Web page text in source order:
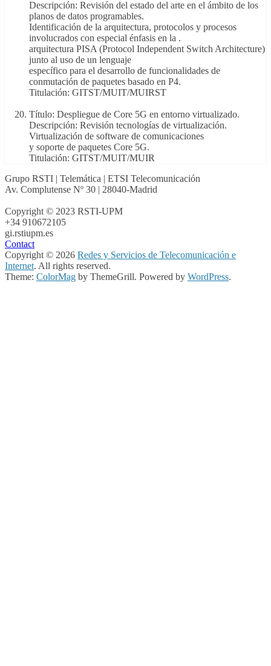
Descripción: Revisión del estado del arte en el ámbito de los
planos de datos programables.
Identificación de la arquitectura, protocolos y procesos
involucrados con especial énfasis en la .
arquitectura PISA (Protocol Independent Switch Architecture)
junto al uso de un lenguaje
específico para el desarrollo de funcionalidades de
conmutación de paquetes basado en P4.
Titulación: GITST/MUIT/MUIRST
Título: Despliegue de Core 5G en entorno virtualizado.
Descripción: Revisión tecnologías de virtualización.
Virtualización de software de comunicaciones
y soporte de paquetes Core 5G.
Titulación: GITST/MUIT/MUIR
Grupo RSTI | Telemática | ETSI Telecomunicación
Av. Complutense Nº 30 | 28040-Madrid
Copyright © 2023 RSTI-UPM
+34 910672105
gi.rstiupm.es
Contact
Copyright © 2026 Redes y Servicios de Telecomunicación e
Internet. All rights reserved.
Theme: ColorMag by ThemeGrill. Powered by WordPress.